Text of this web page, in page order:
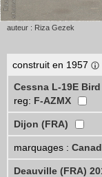
auteur : Riza Gezek
construit en 1957
Cessna L-19E
reg: F-AZMX
Dijon (FRA)
marquages :
Deauville (FRA)